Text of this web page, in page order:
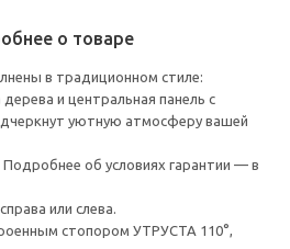
о товаре
в традиционном стиле:
и центральная панель с
уютную атмосферу вашей
Подробнее об условиях гарантии — в
или слева.
стопором УТРУСТА 110°,